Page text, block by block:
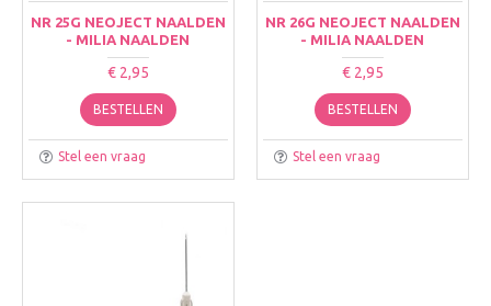
NR 25G NEOJECT NAALDEN
- MILIA NAALDEN
€ 2,95
BESTELLEN
Stel een vraag
NR 26G NEOJECT NAALDEN
- MILIA NAALDEN
€ 2,95
BESTELLEN
Stel een vraag